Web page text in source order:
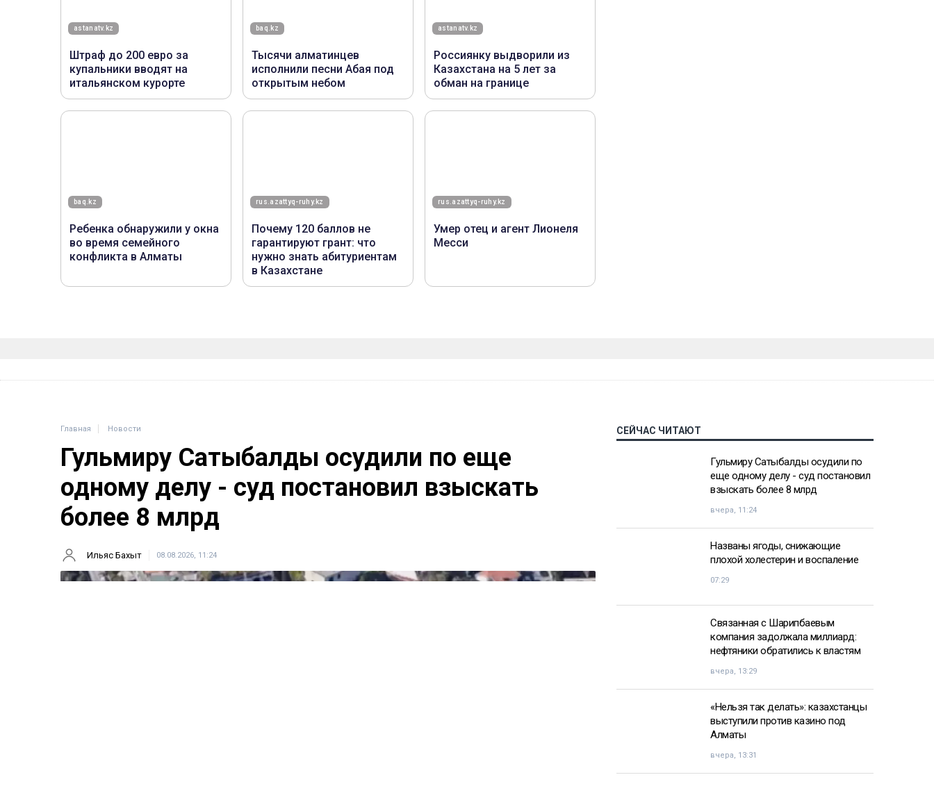
Главная Новости
Гульмиру Сатыбалды осудили по еще
одному делу - суд постановил взыскать
более 8 млрд
Ильяс Бахыт 08.08.2026, 11:24
СЕЙЧАС ЧИТАЮТ
Гульмиру Сатыбалды осудили по
еще одному делу - суд постановил
взыскать более 8 млрд
вчера, 11:24
Названы ягоды, снижающие
плохой холестерин и воспаление
07:29
Связанная с Шарипбаевым
компания задолжала миллиард:
нефтяники обратились к властям
вчера, 13:29
«Нельзя так делать»: казахстанцы
выступили против казино под
Алматы
вчера, 13:31